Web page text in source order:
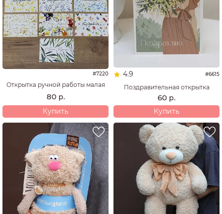
#7220
Открытка ручной работы малая
80 р.
Купить
4.9 #6615
Поздравительная открытка
60 р.
Купить